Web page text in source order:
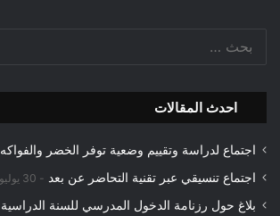
احدث المقالات
اجتماع لدراسة وتقييم وضعية توفر الخضر والفواكه
اجتماع تنسيقي عبر تقنية التحاضر عن بعد 30 يوليو، 2026
بلاغ حول رزنامة الدخول المدرسي للسنة الدراسية 2026-2027